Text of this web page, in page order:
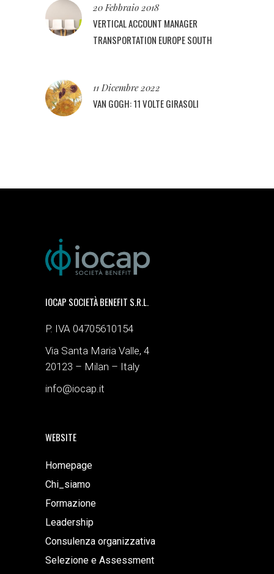
20 Febbraio 2018
VERTICAL ACCOUNT MANAGER
TRANSPORTATION EUROPE SOUTH
11 Dicembre 2022
VAN GOGH: 11 VOLTE GIRASOLI
IOCAP SOCIETÀ BENEFIT S.R.L.
P. IVA 04705610154
Via Santa Maria Valle, 4
20123 – Milan – Italy
info@iocap.it
WEBSITE
Homepage
Chi_siamo
Formazione
Leadership
Consulenza organizzativa
Selezione e Assessment